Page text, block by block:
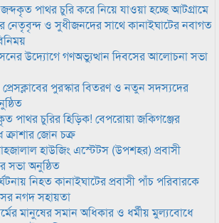
পাথর চুরি করে নিয়ে যাওয়া হচ্ছে আটগ্রামে
নেতৃবৃন্দ ও সুধীজনদের সাথে কানাইঘাটের নবাগত
উদ্যোগে গণঅভ্যুত্থান দিবসের আলোচনা সভা
পুরস্কার বিতরণ ও নতুন সদস্যদের
পাথর চুরির হিড়িক! বেপরোয়া জকিগঞ্জের
জোন চক্র
হাউজিং এস্টেটস (উপশহর) প্রবাসী
সভা অনুষ্ঠিত
নিহত কানাইঘাটের প্রবাসী পাঁচ পরিবারকে
নগদ সহায়তা
মানুষের সমান অধিকার ও ধর্মীয় মুল্যবোধে